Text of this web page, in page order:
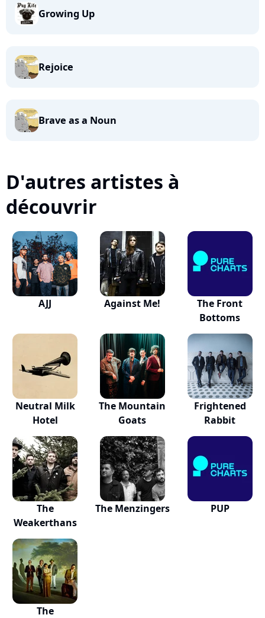
Growing Up
Rejoice
Brave as a Noun
D'autres artistes à
découvrir
AJJ Against Me!
The Front
Bottoms
Neutral Milk
Hotel
The Mountain
Goats
Frightened
Rabbit
The
Weakerthans
The Menzingers PUP
The